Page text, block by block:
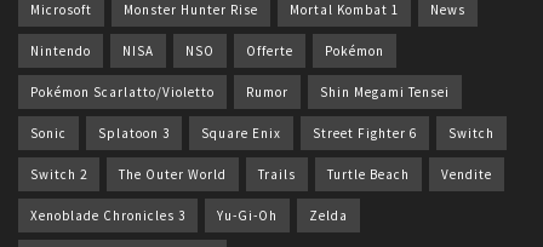
Microsoft Monster Hunter Rise Mortal Kombat 1 News
Nintendo NISA NSO Offerte Pokémon
Pokémon Scarlatto/Violetto Rumor Shin Megami Tensei
Sonic Splatoon 3 Square Enix Street Fighter 6 Switch
Switch 2 The Outer World Trails Turtle Beach Vendite
Xenoblade Chronicles 3 Yu-Gi-Oh Zelda